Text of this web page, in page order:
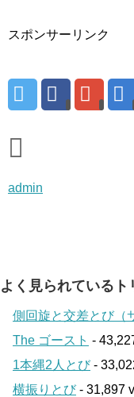
スポンサーリンク
admin
よく見られているト
側回旋と交差とび（
The ゴースト -
1本縄2人とび-
横振りとび- 31,897